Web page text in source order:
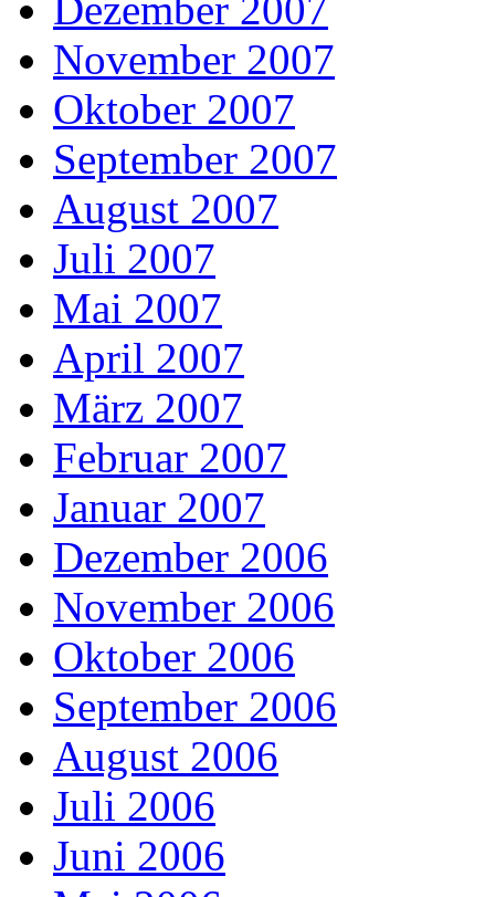
November 2007
Oktober 2007
September 2007
August 2007
Juli 2007
Mai 2007
April 2007
März 2007
Februar 2007
Januar 2007
Dezember 2006
November 2006
Oktober 2006
September 2006
August 2006
Juli 2006
Juni 2006